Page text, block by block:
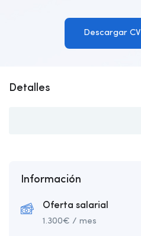
Descargar CV
Detalles
Información
Oferta salarial
1.300€ / mes